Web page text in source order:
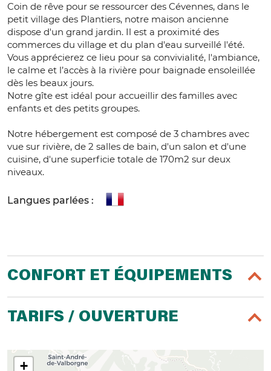
Coin de rêve pour se ressourcer des Cévennes, dans le
petit village des Plantiers, notre maison ancienne
dispose d'un grand jardin. Il est a proximité des
commerces du village et du plan d'eau surveillé l'été.
Vous apprécierez ce lieu pour sa convivialité, l'ambiance,
le calme et l’accès à la rivière pour baignade ensoleillée
dès les beaux jours.
Notre gîte est idéal pour accueillir des familles avec
enfants et des petits groupes.
Notre hébergement est composé de 3 chambres avec
vue sur rivière, de 2 salles de bain, d'un salon et d'une
cuisine, d'une superficie totale de 170m2 sur deux
niveaux.
Langues parlées :
CONFORT ET ÉQUIPEMENTS
TARIFS / OUVERTURE
+